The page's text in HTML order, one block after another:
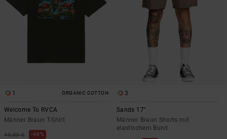
1 ORGANIC COTTON
Welcome To RVCA
Männer Braun T-Shirt
40,00 € 48%
3
Sands 17"
Männer Braun Shorts mit
elastischem Bund